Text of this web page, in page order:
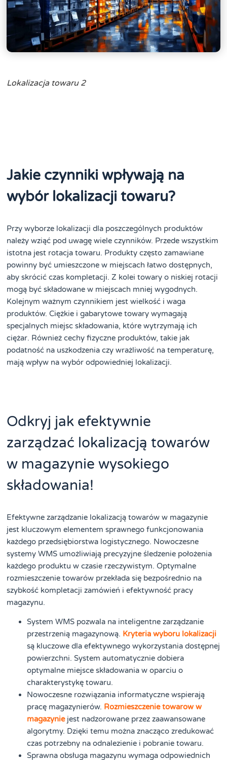
Lokalizacja towaru 2
Jakie czynniki wpływają na
wybór lokalizacji towaru?
Przy wyborze lokalizacji dla poszczególnych produktów
należy wziąć pod uwagę wiele czynników. Przede wszystkim
istotna jest rotacja towaru. Produkty często zamawiane
powinny być umieszczone w miejscach łatwo dostępnych,
aby skrócić czas kompletacji. Z kolei towary o niskiej rotacji
mogą być składowane w miejscach mniej wygodnych.
Kolejnym ważnym czynnikiem jest wielkość i waga
produktów. Ciężkie i gabarytowe towary wymagają
specjalnych miejsc składowania, które wytrzymają ich
ciężar. Również cechy fizyczne produktów, takie jak
podatność na uszkodzenia czy wrażliwość na temperaturę,
mają wpływ na wybór odpowiedniej lokalizacji.
Odkryj jak efektywnie
zarządzać lokalizacją towarów
w magazynie wysokiego
składowania!
Efektywne zarządzanie lokalizacją towarów w magazynie
jest kluczowym elementem sprawnego funkcjonowania
każdego przedsiębiorstwa logistycznego. Nowoczesne
systemy WMS umożliwiają precyzyjne śledzenie położenia
każdego produktu w czasie rzeczywistym. Optymalne
rozmieszczenie towarów przekłada się bezpośrednio na
szybkość kompletacji zamówień i efektywność pracy
magazynu.
System WMS pozwala na inteligentne zarządzanie
przestrzenią magazynową. Kryteria wyboru lokalizacji
są kluczowe dla efektywnego wykorzystania dostępnej
powierzchni. System automatycznie dobiera
optymalne miejsce składowania w oparciu o
charakterystykę towaru.
Nowoczesne rozwiązania informatyczne wspierają
pracę magazynierów. Rozmieszczenie towarow w
magazyniejest nadzorowane przez zaawansowane
algorytmy. Dzięki temu można znacząco zredukować
czas potrzebny na odnalezienie i pobranie towaru.
Sprawna obsługa magazynu wymaga odpowiednich